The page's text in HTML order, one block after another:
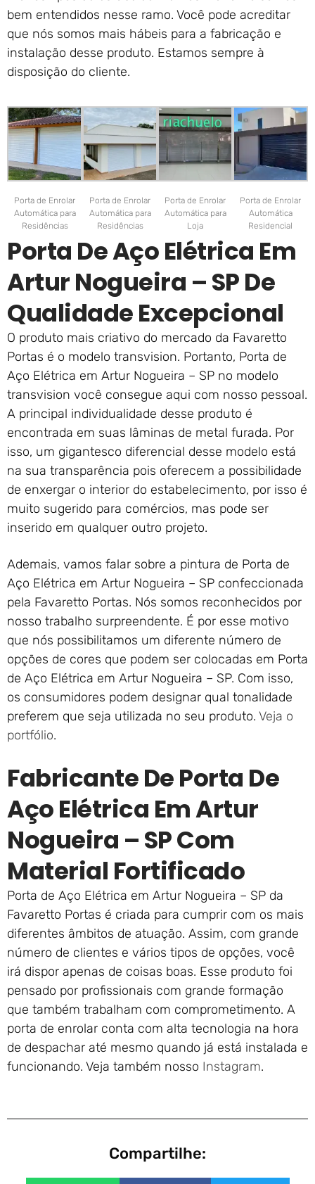
bem entendidos nesse ramo. Você pode acreditar
que nós somos mais hábeis para a fabricação e
instalação desse produto. Estamos sempre à
disposição do cliente.
Porta de Enrolar
Automática para
Residências
Porta de Enrolar
Automática para
Residências
Porta de Enrolar
Automática para
Loja
Porta de Enrolar
Automática
Residencial
Porta De Aço Elétrica Em
Artur Nogueira – SP De
Qualidade Excepcional
O produto mais criativo do mercado da Favaretto
Portas é o modelo transvision. Portanto, Porta de
Aço Elétrica em Artur Nogueira – SP no modelo
transvision você consegue aqui com nosso pessoal.
A principal individualidade desse produto é
encontrada em suas lâminas de metal furada. Por
isso, um gigantesco diferencial desse modelo está
na sua transparência pois oferecem a possibilidade
de enxergar o interior do estabelecimento, por isso é
muito sugerido para comércios, mas pode ser
inserido em qualquer outro projeto.
Ademais, vamos falar sobre a pintura de Porta de
Aço Elétrica em Artur Nogueira – SP confeccionada
pela Favaretto Portas. Nós somos reconhecidos por
nosso trabalho surpreendente. É por esse motivo
que nós possibilitamos um diferente número de
opções de cores que podem ser colocadas em Porta
de Aço Elétrica em Artur Nogueira – SP. Com isso,
os consumidores podem designar qual tonalidade
preferem que seja utilizada no seu produto. Veja o
portfólio.
Fabricante De Porta De
Aço Elétrica Em Artur
Nogueira – SP Com
Material Fortificado
Porta de Aço Elétrica em Artur Nogueira – SP da
Favaretto Portas é criada para cumprir com os mais
diferentes âmbitos de atuação. Assim, com grande
número de clientes e vários tipos de opções, você
irá dispor apenas de coisas boas. Esse produto foi
pensado por profissionais com grande formação
que também trabalham com comprometimento. A
porta de enrolar conta com alta tecnologia na hora
de despachar até mesmo quando já está instalada e
funcionando. Veja também nosso Instagram.
Compartilhe: